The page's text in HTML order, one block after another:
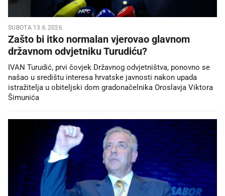
SUBOTA 13.6.2026.
Zašto bi itko normalan vjerovao glavnom
državnom odvjetniku Turudiću?
IVAN Turudić, prvi čovjek Državnog odvjetništva, ponovno se
našao u središtu interesa hrvatske javnosti nakon upada
istražitelja u obiteljski dom gradonačelnika Oroslavja Viktora
Šimunića